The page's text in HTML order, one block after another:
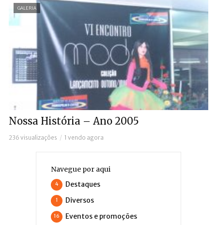
GALERIA
Nossa História – Ano 2005
236 visualizações 1 vendo agora
Navegue por aqui
Destaques
4
Diversos
1
Eventos e promoções
16